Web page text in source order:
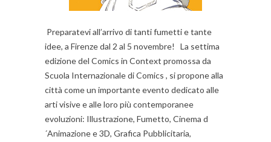
Preparatevi all’arrivo di tanti fumetti e tante
idee, a Firenze dal 2 al 5 novembre! La settima
edizione del Comics in Context promossa da
Scuola Internazionale di Comics , si propone alla
città come un importante evento dedicato alle
arti visive e alle loro più contemporanee
evoluzioni: Illustrazione, Fumetto, Cinema d
´Animazione e 3D, Grafica Pubblicitaria,